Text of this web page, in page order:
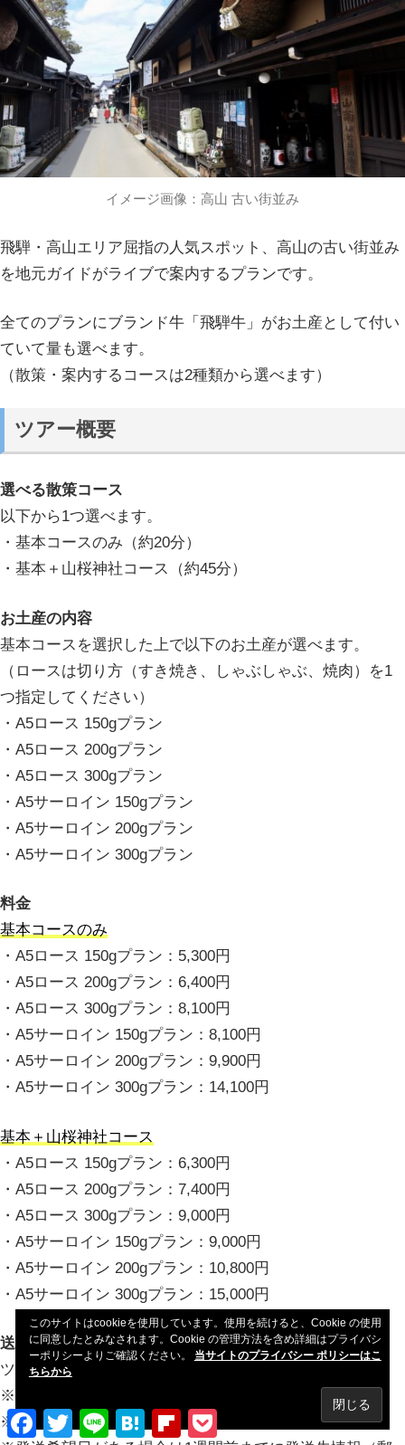
イメージ画像：高山 古い街並み
飛騨・高山エリア屈指の人気スポット、高山の古い街並み
を地元ガイドがライブで案内するプランです。
全てのプランにブランド牛「飛騨牛」がお土産として付い
ていて量も選べます。
（散策・案内するコースは2種類から選べます）
ツアー概要
選べる散策コース
以下から1つ選べます。
・基本コースのみ（約20分）
・基本＋山桜神社コース（約45分）
お土産の内容
基本コースを選択した上で以下のお土産が選べます。
（ロースは切り方（すき焼き、しゃぶしゃぶ、焼肉）を1
つ指定してください）
・A5ロース 150gプラン
・A5ロース 200gプラン
・A5ロース 300gプラン
・A5サーロイン 150gプラン
・A5サーロイン 200gプラン
・A5サーロイン 300gプラン
料金
基本コースのみ
・A5ロース 150gプラン：5,300円
・A5ロース 200gプラン：6,400円
・A5ロース 300gプラン：8,100円
・A5サーロイン 150gプラン：8,100円
・A5サーロイン 200gプラン：9,900円
・A5サーロイン 300gプラン：14,100円
基本＋山桜神社コース
・A5ロース 150gプラン：6,300円
・A5ロース 200gプラン：7,400円
・A5ロース 300gプラン：9,000円
・A5サーロイン 150gプラン：9,000円
・A5サーロイン 200gプラン：10,800円
・A5サーロイン 300gプラン：15,000円
送料
ツアー料金に含まれる
※沖縄、北海道への発送には1,000円追加必要です
※お肉の賞味期限は発送から約2日です
Facebook
TwitterLine HatenaFlipboard
このサイトはcookieを使用しています。使用を続けると、Cookie の使用
に同意したとみなされます。Cookie の管理方法を含め詳細はプライバシ
ーポリシーよりご確認ください。 当サイトのプライバシー ポリシーはこ
ちらから